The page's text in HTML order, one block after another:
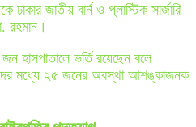
ঢাকার জাতীয় বার্ন ও প্লাস্টিক সার্জারি
রহমান।
হাসপাতালে ভর্তি রয়েছেন বলে
মধ্যে ২৫ জনের অবস্থা আশঙ্কাজনক